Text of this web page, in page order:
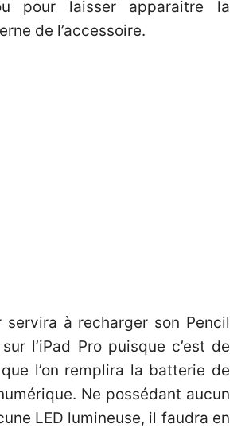
pour laisser apparaitre la
de l’accessoire.
servira à recharger son Pencil
l’iPad Pro puisque c’est de
l’on remplira la batterie de
Ne possédant aucun
LED lumineuse, il faudra en